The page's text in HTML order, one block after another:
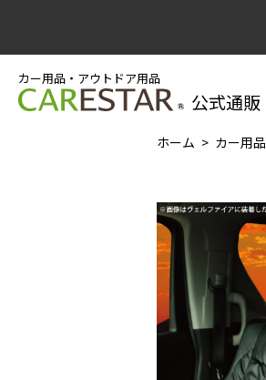
カー用品・アウトドア用品
公式通販
ホーム カー用品